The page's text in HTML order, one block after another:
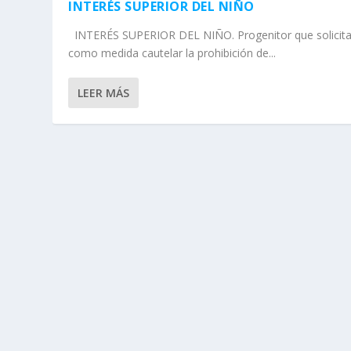
INTERÉS SUPERIOR DEL NIÑO
INTERÉS SUPERIOR DEL NIÑO. Progenitor que
como medida cautelar la prohibición de...
LEER MÁS